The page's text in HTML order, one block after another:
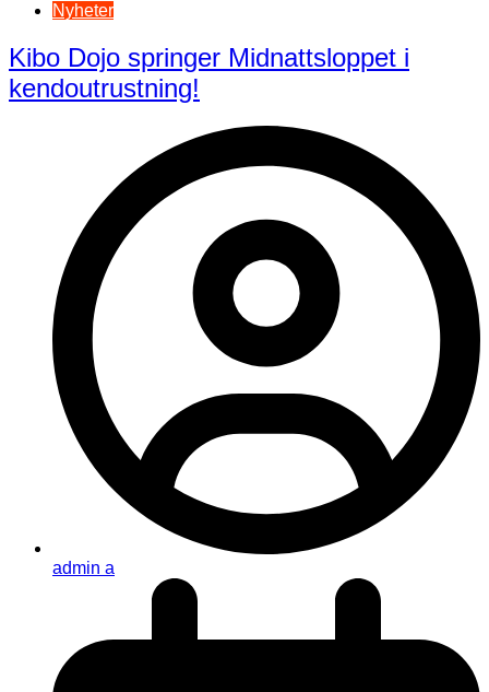
Nyheter
Kibo Dojo springer Midnattsloppet i
kendoutrustning!
admin a